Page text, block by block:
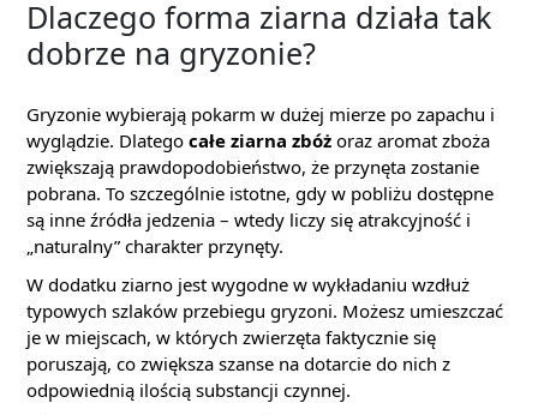
Dlaczego forma ziarna działa tak
dobrze na gryzonie?
Gryzonie wybierają pokarm w dużej mierze po zapachu i
wyglądzie. Dlatego całe ziarna zbóż oraz aromat zboża
zwiększają prawdopodobieństwo, że przynęta zostanie
pobrana. To szczególnie istotne, gdy w pobliżu dostępne
są inne źródła jedzenia – wtedy liczy się atrakcyjność i
„naturalny” charakter przynęty.
W dodatku ziarno jest wygodne w wykładaniu wzdłuż
typowych szlaków przebiegu gryzoni. Możesz umieszczać
je w miejscach, w których zwierzęta faktycznie się
poruszają, co zwiększa szanse na dotarcie do nich z
odpowiednią ilością substancji czynnej.